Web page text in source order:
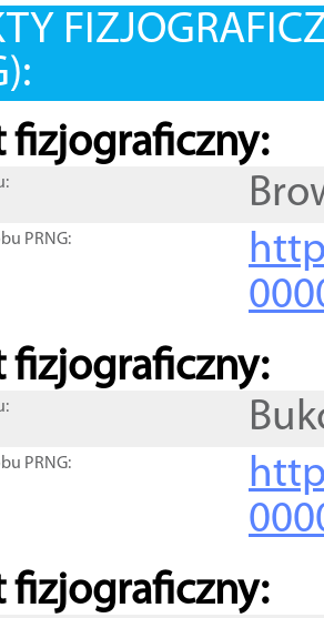
fizjograficzny:
PRNG:
fizjograficzny:
PRNG:
fizjograficzny: